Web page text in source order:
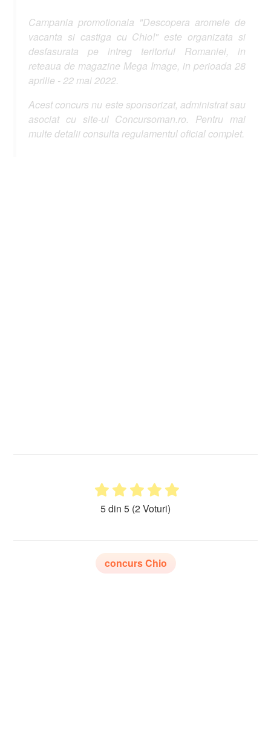
Campania promotionala "Descopera aromele de
vacanta si castiga cu Chio!" este organizata si
desfasurata pe intreg teritoriul Romaniei, in
reteaua de magazine Mega Image, in perioada 28
aprilie - 22 mai 2022.
Acest concurs nu este sponsorizat, administrat sau
asociat cu site-ul Concursoman.ro. Pentru mai
multe detalii consulta regulamentul oficial complet.
5 din 5(2 Voturi)
concurs Chio